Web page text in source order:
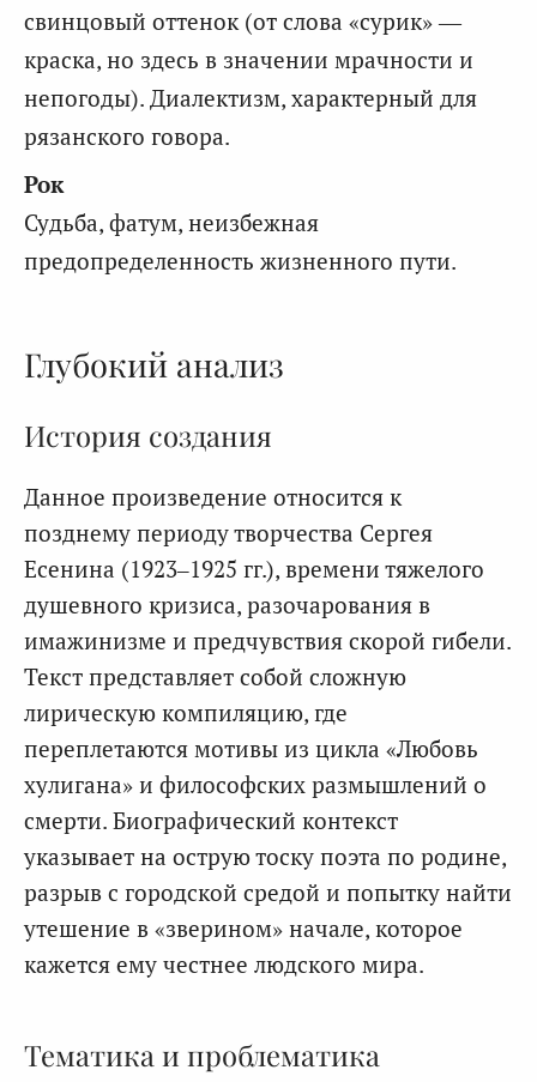
свинцовый оттенок (от слова «сурик» —
краска, но здесь в значении мрачности и
непогоды). Диалектизм, характерный для
рязанского говора.
Рок
Судьба, фатум, неизбежная
предопределенность жизненного пути.
Глубокий анализ
История создания
Данное произведение относится к
позднему периоду творчества Сергея
Есенина (1923–1925 гг.), времени тяжелого
душевного кризиса, разочарования в
имажинизме и предчувствия скорой гибели.
Текст представляет собой сложную
лирическую компиляцию, где
переплетаются мотивы из цикла «Любовь
хулигана» и философских размышлений о
смерти. Биографический контекст
указывает на острую тоску поэта по родине,
разрыв с городской средой и попытку найти
утешение в «зверином» начале, которое
кажется ему честнее людского мира.
Тематика и проблематика